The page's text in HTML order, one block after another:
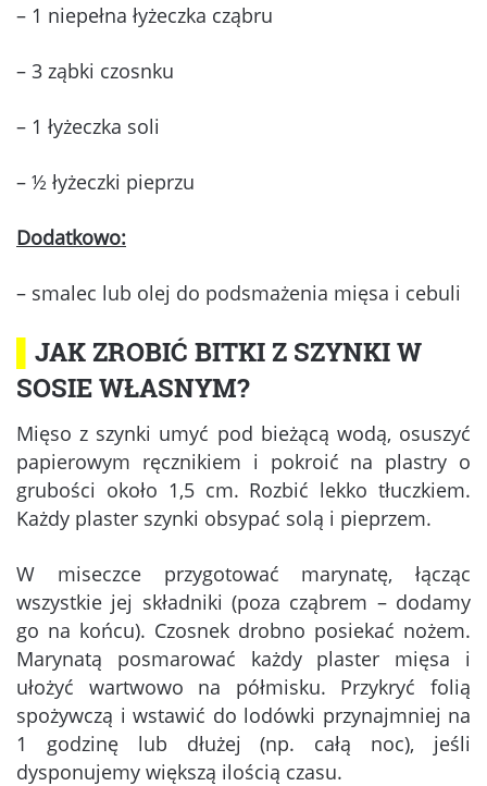
– 1 niepełna łyżeczka cząbru
– 3 ząbki czosnku
– 1 łyżeczka soli
– ½ łyżeczki pieprzu
Dodatkowo:
– smalec lub olej do podsmażenia mięsa i cebuli
JAK ZROBIĆ BITKI Z SZYNKI W
SOSIE WŁASNYM?
Mięso z szynki umyć pod bieżącą wodą, osuszyć
papierowym ręcznikiem i pokroić na plastry o
grubości około 1,5 cm. Rozbić lekko tłuczkiem.
Każdy plaster szynki obsypać solą i pieprzem.
W miseczce przygotować marynatę, łącząc
wszystkie jej składniki (poza cząbrem – dodamy
go na końcu). Czosnek drobno posiekać nożem.
Marynatą posmarować każdy plaster mięsa i
ułożyć wartwowo na półmisku. Przykryć folią
spożywczą i wstawić do lodówki przynajmniej na
1 godzinę lub dłużej (np. całą noc), jeśli
dysponujemy większą ilością czasu.